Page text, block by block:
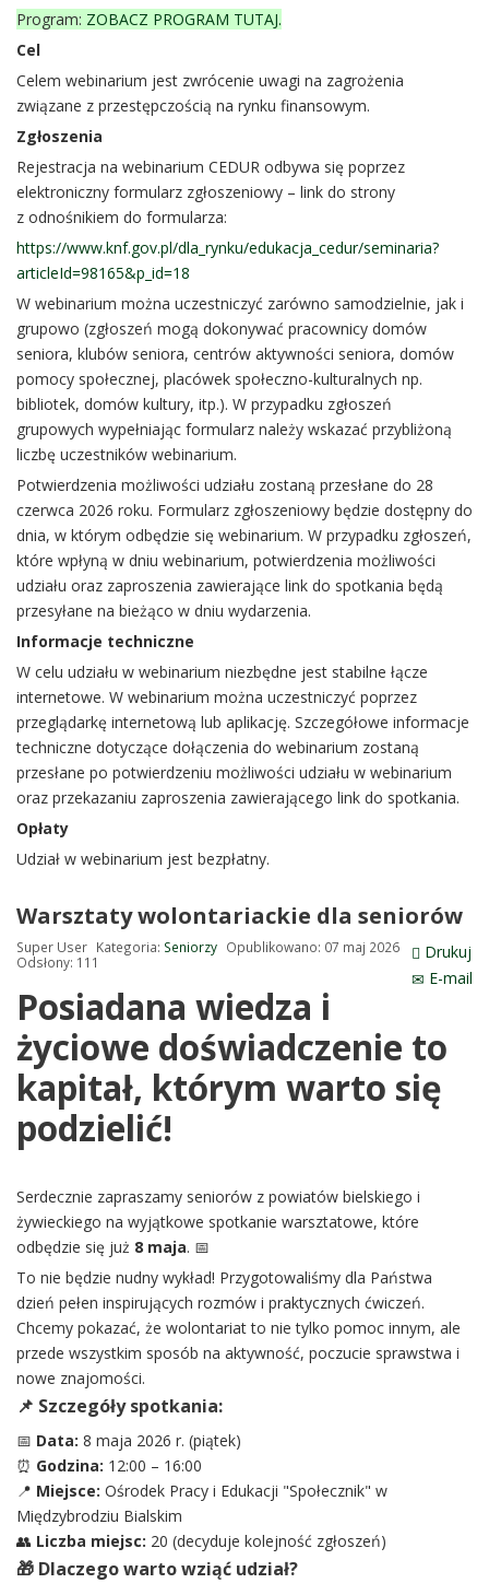
Program: ZOBACZ PROGRAM TUTAJ.
Cel
Celem webinarium jest zwrócenie uwagi na zagrożenia
związane z przestępczością na rynku finansowym.
Zgłoszenia
Rejestracja na webinarium CEDUR odbywa się poprzez
elektroniczny formularz zgłoszeniowy – link do strony
z odnośnikiem do formularza:
https://www.knf.gov.pl/dla_rynku/edukacja_cedur/seminaria?
articleId=98165&p_id=18
W webinarium można uczestniczyć zarówno samodzielnie, jak i
grupowo (zgłoszeń mogą dokonywać pracownicy domów
seniora, klubów seniora, centrów aktywności seniora, domów
pomocy społecznej, placówek społeczno-kulturalnych np.
bibliotek, domów kultury, itp.). W przypadku zgłoszeń
grupowych wypełniając formularz należy wskazać przybliżoną
liczbę uczestników webinarium.
Potwierdzenia możliwości udziału zostaną przesłane do 28
czerwca 2026 roku. Formularz zgłoszeniowy będzie dostępny do
dnia, w którym odbędzie się webinarium. W przypadku zgłoszeń,
które wpłyną w dniu webinarium, potwierdzenia możliwości
udziału oraz zaproszenia zawierające link do spotkania będą
przesyłane na bieżąco w dniu wydarzenia.
Informacje techniczne
W celu udziału w webinarium niezbędne jest stabilne łącze
internetowe. W webinarium można uczestniczyć poprzez
przeglądarkę internetową lub aplikację. Szczegółowe informacje
techniczne dotyczące dołączenia do webinarium zostaną
przesłane po potwierdzeniu możliwości udziału w webinarium
oraz przekazaniu zaproszenia zawierającego link do spotkania.
Opłaty
Udział w webinarium jest bezpłatny.
Warsztaty wolontariackie dla seniorów
Drukuj
E-mail
Super User Kategoria: Seniorzy Opublikowano: 07 maj 2026
Odsłony: 111
Posiadana wiedza i
życiowe doświadczenie to
kapitał, którym warto się
podzielić!
Serdecznie zapraszamy seniorów z powiatów bielskiego i
żywieckiego na wyjątkowe spotkanie warsztatowe, które
odbędzie się już 8 maja. 📅
To nie będzie nudny wykład! Przygotowaliśmy dla Państwa
dzień pełen inspirujących rozmów i praktycznych ćwiczeń.️
Chcemy pokazać, że wolontariat to nie tylko pomoc innym, ale
przede wszystkim sposób na aktywność, poczucie sprawstwa i
nowe znajomości.
📌 Szczegóły spotkania:
📅 Data: 8 maja 2026 r. (piątek)
⏰ Godzina: 12:00 – 16:00
📍 Miejsce: Ośrodek Pracy i Edukacji "Społecznik" w
Międzybrodziu Bialskim
👥 Liczba miejsc: 20 (decyduje kolejność zgłoszeń)
🎁 Dlaczego warto wziąć udział?